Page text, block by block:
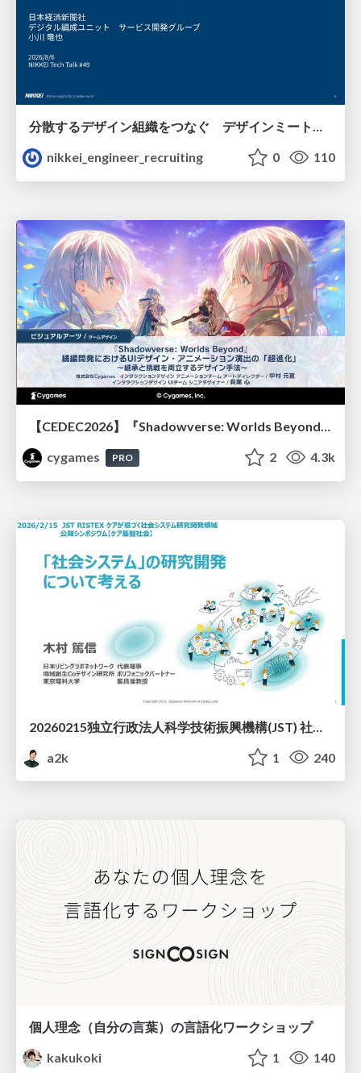
nikkei_engineer_recruiting
0 110
【CEDEC2026】『Shadowverse: Worlds Beyond』続編開発におけるUIデザイン・アニメーション演出の「超進化」 ～継承と挑戦を両立するデザイン手法～
cygames
PRO 2 4.3k
a2k
1 240
個人理念（自分の言葉）の言語化ワークショップ
kakukoki
1 140